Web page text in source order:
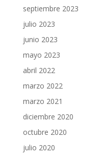
septiembre 2023
julio 2023
junio 2023
mayo 2023
abril 2022
marzo 2022
marzo 2021
diciembre 2020
octubre 2020
julio 2020